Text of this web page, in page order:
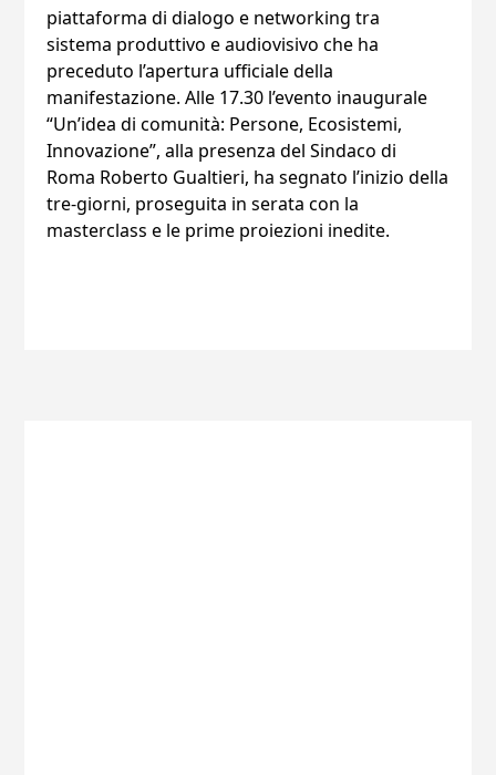
piattaforma di dialogo e networking tra
sistema produttivo e audiovisivo che ha
preceduto l’apertura ufficiale della
manifestazione. Alle 17.30 l’evento inaugurale
“Un’idea di comunità: Persone, Ecosistemi,
Innovazione”, alla presenza del Sindaco di
Roma Roberto Gualtieri, ha segnato l’inizio della
tre-giorni, proseguita in serata con la
masterclass e le prime proiezioni inedite.